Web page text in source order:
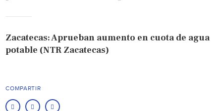
Zacatecas: Aprueban aumento en cuota de agua
potable (NTR Zacatecas)
COMPARTIR